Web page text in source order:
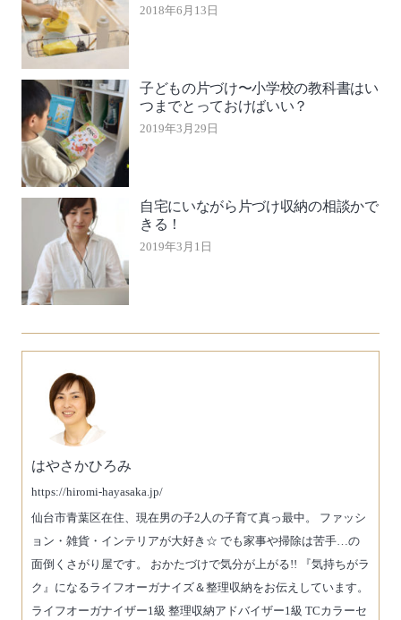
2018年6月13日
子どもの片づけ〜小学校の教科書はい
つまでとっておけばいい？
2019年3月29日
自宅にいながら片づけ収納の相談かで
きる！
2019年3月1日
はやさかひろみ
https://hiromi-hayasaka.jp/
仙台市青葉区在住、現在男の子2人の子育て真っ最中。 ファッシ
ョン・雑貨・インテリアが大好き☆ でも家事や掃除は苦手…の
面倒くさがり屋です。 おかたづけで気分が上がる!! 『気持ちがラ
ク』になるライフオーガナイズ＆整理収納をお伝えしています。
ライフオーガナイザー1級 整理収納アドバイザー1級 TCカラーセ